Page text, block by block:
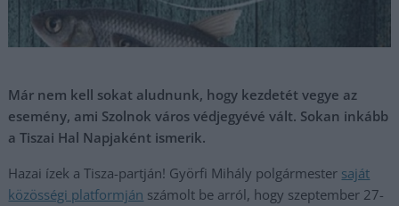
Már nem kell sokat aludnunk, hogy kezdetét vegye az
esemény, ami Szolnok város védjegyévé vált. Sokan inkább
a Tiszai Hal Napjaként ismerik.
Hazai ízek a Tisza-partján! Györfi Mihály polgármester saját
közösségi platformján számolt be arról, hogy szeptember 27-